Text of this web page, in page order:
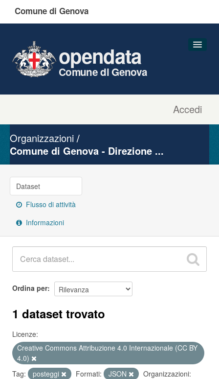
Comune di Genova
Accedi
opendata
Comune di Genova
Gruppi
Organizzazioni
Comune di Genova - Direzione ...
Dataset
Flusso di attività
Informazioni
Ordina per
1 dataset trovato
Licenze:
Creative Commons Attribuzione 4.0 Internazionale (CC BY
4.0)
Tag:
posteggi Formati: JSON
Organizzazioni: